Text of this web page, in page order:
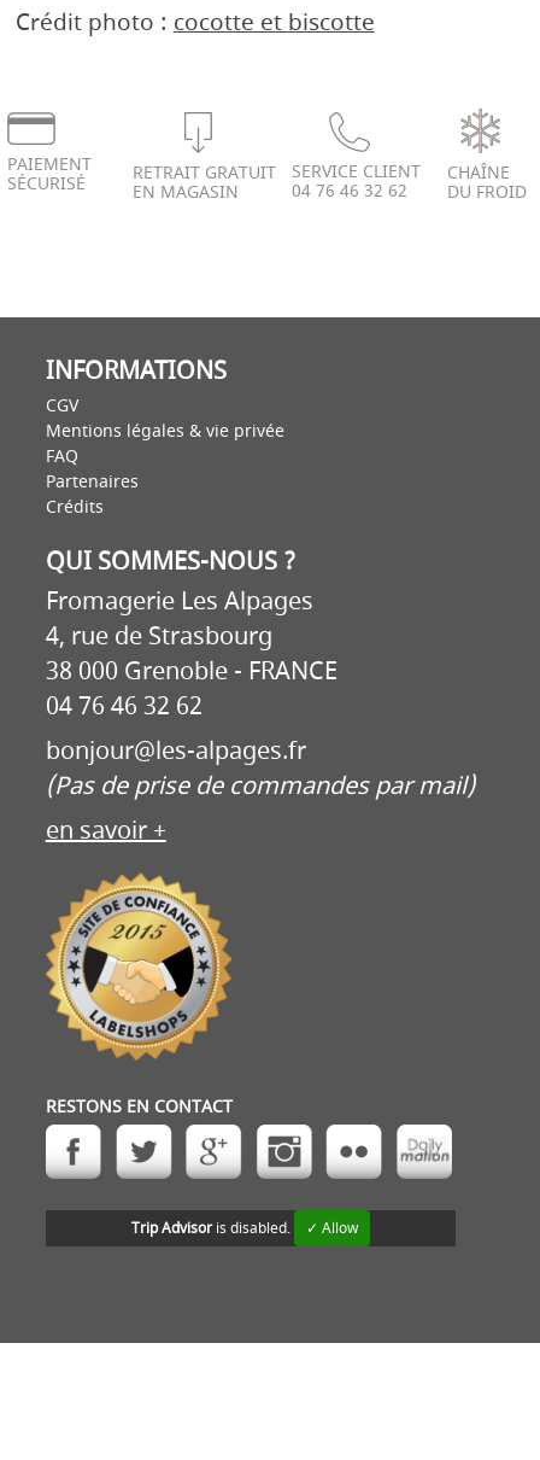
Crédit photo :cocotte et biscotte
PAIEMENT
SÉCURISÉ RETRAIT GRATUIT
EN MAGASIN
SERVICE CLIENT
04 76 46 32 62
CHAÎNE
DU FROID
INFORMATIONS
CGV
Mentions légales & vie privée
FAQ
Partenaires
Crédits
QUI SOMMES-NOUS ?
Fromagerie Les Alpages
4, rue de Strasbourg
38 000 Grenoble - FRANCE
04 76 46 32 62
bonjour@les-alpages.fr
(Pas de prise de commandes par mail)
en savoir +
RESTONS EN CONTACT
Trip Advisoris disabled. ✓ Allow